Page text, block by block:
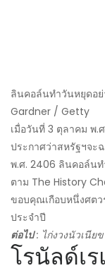
ลินคอล์นทำวันหยุดอย่
Gardner / Getty
เมื่อวันที่ 3 ตุลาคม พ
ประกาศว่าสหรัฐฯจะ
พ.ศ. 2406 ลินคอล์น
ตาม The History
ขอบคุณเกือบหนึ่งศต
ประจำปี
ต่อไป: ไก่งวงนัวเนีย
โรนัลด์เ